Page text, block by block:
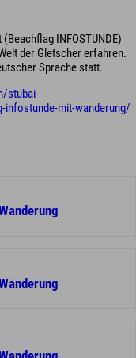
INFOSTUNDE)
der Gletscher erfahren.
Sprache statt.
stubai-
infostunde-mit-wanderung/